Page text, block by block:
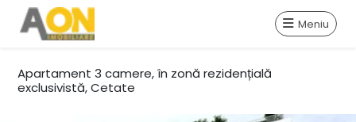
Meniu
Apartament 3 camere, în zonă rezidențială
exclusivistă, Cetate